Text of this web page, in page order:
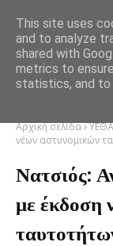
Αρχική σελίδα ΥΕΘΑ
νέων αστυνομικών
Νατσιός:
με έκδοση
This site uses
and to analyze
shared with
metrics to
statistics, and to